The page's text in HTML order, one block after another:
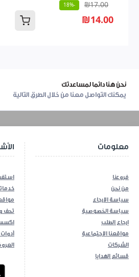
₪17.00
-18%
₪14.00
نحن هنا دائما لمساعدتك
يمكنك التواصل معنا من خلال الطرق التالية
تحف
Android App
معلومات
فروعنا
من نحن
سياسة الارجاع
سياسة الخصوصية
إرجاع الطلب
مواقعنا الاجتماعية
الشركات
قسائم الهدايا